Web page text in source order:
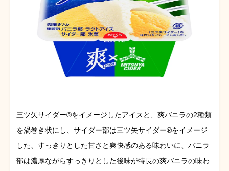
三ツ矢サイダー®をイメージしたアイスと、爽バニラの2種類
を渦巻き状にし、サイダー部は三ツ矢サイダー®をイメージ
した、すっきりとした甘さと爽快感のある味わいに、バニラ
部は濃厚ながらすっきりとした後味が特長の爽バニラの味わ